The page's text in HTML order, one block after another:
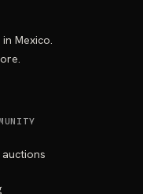
Mexico.
auctions